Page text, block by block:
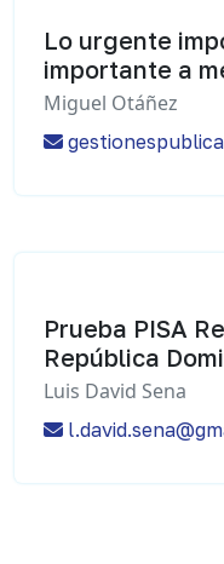
Lo urgente
importante a
Miguel Otáñez
Prueba PISA
República
Luis David Sena